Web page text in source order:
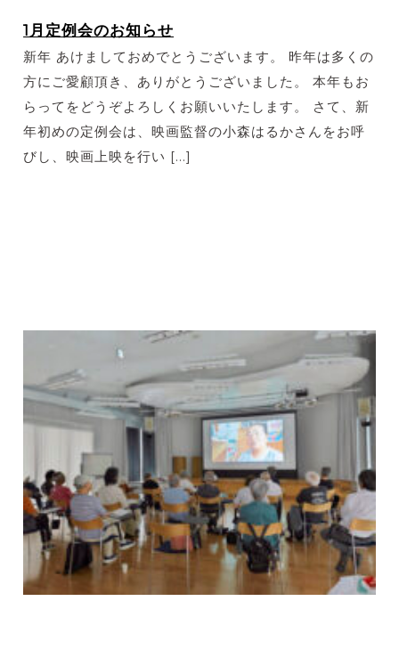
1月定例会のお知らせ
新年 あけましておめでとうございます。 昨年は多くの
方にご愛顧頂き、ありがとうございました。 本年もお
らってをどうぞよろしくお願いいたします。 さて、新
年初めの定例会は、映画監督の小森はるかさんをお呼
びし、映画上映を行い […]